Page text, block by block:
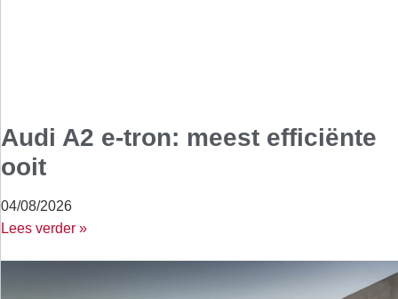
Audi A2 e-tron: meest efficiënte
ooit
04/08/2026
Lees verder »